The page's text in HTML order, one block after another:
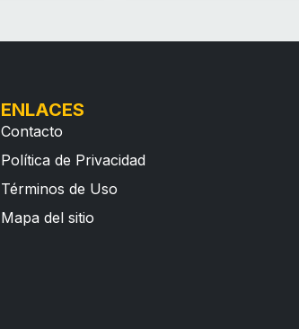
ENLACES
Contacto
Política de Privacidad
Términos de Uso
Mapa del sitio